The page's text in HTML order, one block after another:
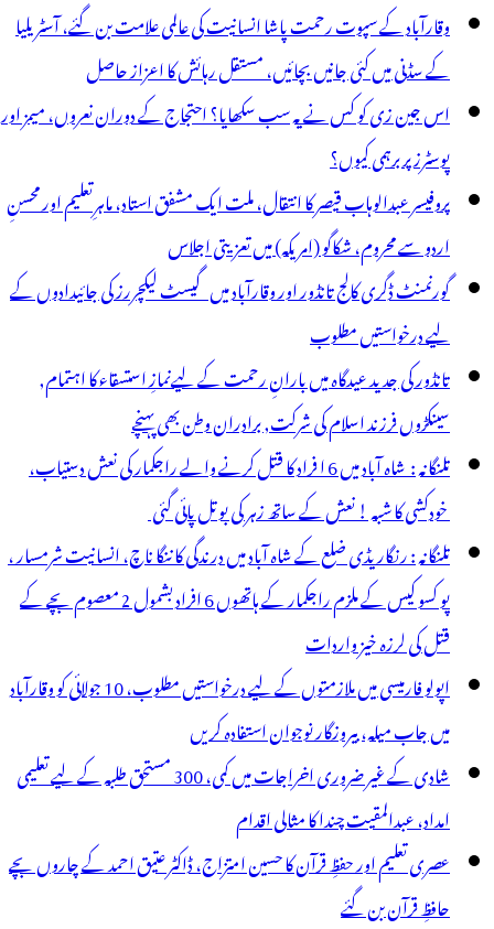
وقارآباد کے سپوت رحمت پاشا انسانیت کی عالمی علامت بن گئے، آسٹریلیا
کے سڈنی میں کئی جانیں بچائیں، مستقل رہائش کا اعزاز حاصل
اس جین زی کو کس نے یہ سب سکھایا؟ احتجاج کے دوران نعروں، میمز اور
پوسٹرز پر برہمی کیوں؟
پروفیسر عبدالوہاب قیصر کا انتقال، ملت ایک مشفق استاد، ماہرِتعلیم اور محسنِ
اردو سے محروم، شکاگو (امریکہ) میں تعزیتی اجلاس
گورنمنٹ ڈگری کالج تانڈور اور وقارآباد میں گیسٹ لیکچررز کی جائیدادوں کے
لیے درخواستیں مطلوب
تانڈور کی جدید عیدگاہ میں بارانِ رحمت کے لیےنمازِ استسقاء کا اہتمام,
سینکڑوں فرزند اسلام کی شرکت, برادران وطن بھی پہنچے
تلنگانہ : شاہ آباد میں 6 ا فراد کا قتل کرنے والے راجکمار کی نعش دستیاب،
خودکشی کا شبہ ! نعش کے ساتھ زہر کی بوتل پائی گئی
تلنگانہ : رنگاریڈی ضلع کے شاہ آباد میں درندگی کا ننگا ناچ، انسانیت شرمسار ،
پو کسو کیس کے ملزم راجکمار کے ہاتھوں 6 افراد بشمول 2 معصوم بچے کے
قتل کی لرزہ خیز واردات
اپولو فارمیسی میں ملازمتوں کے لیے درخواستیں مطلوب، 10 جولائی کو وقارآباد
میں جاب میلہ، بیروزگار نوجوان استفادہ کریں
شادی کے غیر ضروری اخراجات میں کمی، 300 مستحق طلبہ کے لیے تعلیمی
امداد، عبدالمقیت چندا کا مثالی اقدام
عصری تعلیم اور حفظِ قرآن کا حسین امتزاج، ڈاکٹر عتیق احمد کے چاروں بچے
حافظِ قرآن بن گئے